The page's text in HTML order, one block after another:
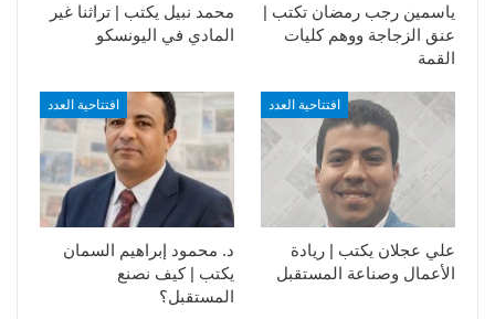
محمد نبيل يكتب | تراثنا غير
المادي في اليونسكو
ياسمين رجب رمضان تكتب |
عنق الزجاجة ووهم كليات
القمة
افتتاحية العدد
د. محمود إبراهيم السمان
يكتب | كيف نصنع
المستقبل؟
افتتاحية العدد
علي عجلان يكتب | ريادة
الأعمال وصناعة المستقبل